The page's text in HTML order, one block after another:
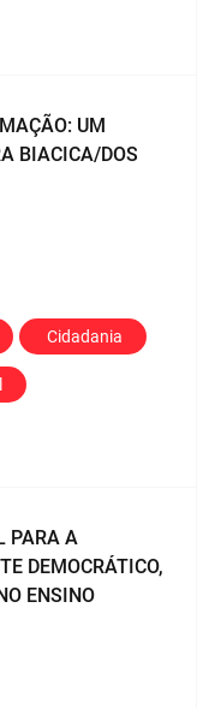
UM
BIACICA/DOS
Cidadania
PARA A
DEMOCRÁTICO,
ENSINO